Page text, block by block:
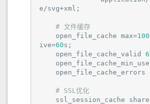
e/svg+xml;
# 文件缓存
    open_file_cache max=
ive=60s;
    open_file_cache_valid
    open_file_cache_errors
# SSL优化
ssl_session_cache